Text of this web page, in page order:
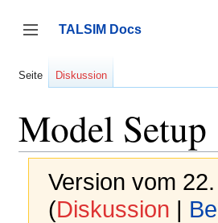
springen
Seitenleiste umschalten
TALSIM Docs
Seite Diskussion
Model Setup
Version vom
(Diskussion